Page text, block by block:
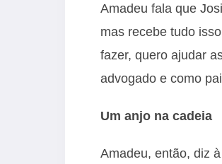
Amadeu fala que
mas recebe tudo
fazer, quero ajudar
advogado e como
Um anjo na cadeia
Amadeu, então, diz